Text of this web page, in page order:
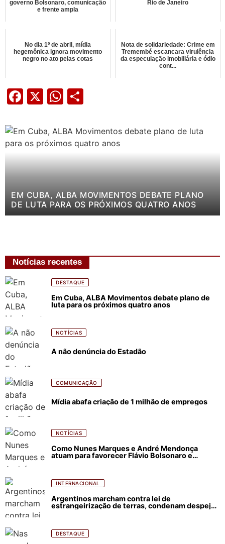
governo Bolsonaro, comunicação
e frente ampla
Rio de Janeiro
No dia 1º de abril, mídia
hegemônica ignora movimento
negro no ato pelas cotas
Nota de solidariedade: Crime em
Tremembé escancara virulência
da especulação imobiliária e ódio
cont...
Facebook
X WhatsApp
EM CUBA, ALBA MOVIMENTOS DEBATE PLANO
DE LUTA PARA OS PRÓXIMOS QUATRO ANOS
Notícias recentes
DESTAQUE
Em Cuba, ALBA Movimentos debate plano de
luta para os próximos quatro anos
NOTÍCIAS
A não denúncia do Estadão
COMUNICAÇÃO
Mídia abafa criação de 1 milhão de empregos
NOTÍCIAS
Como Nunes Marques e André Mendonça
atuam para favorecer Flávio Bolsonaro e
INTERNACIONAL
Argentinos marcham contra lei de
estrangeirização de terras, condenam despejos
DESTAQUE